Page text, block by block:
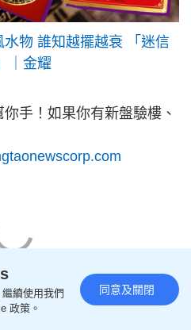
物 誰知越擺越衰 「迷信
｜金耀
手！如果你有新盤驗樓、
續使用我們
政策。
同意及關閉